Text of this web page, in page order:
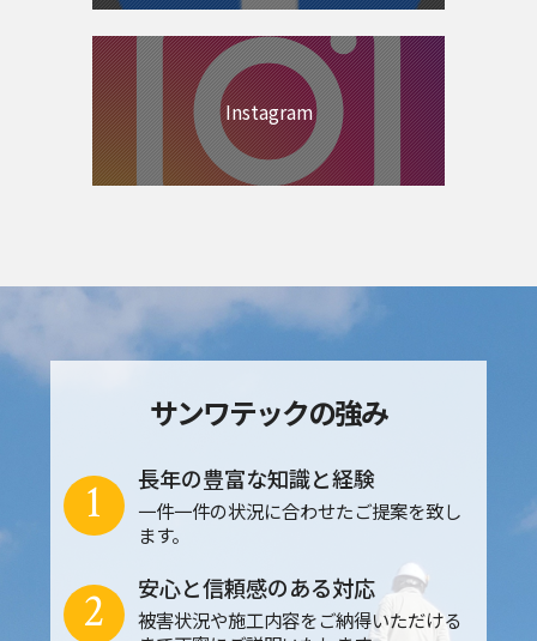
Instagram
サンワテックの強み
長年の豊富な知識と経験
一件一件の状況に合わせたご提案を致し
ます。
1
安心と信頼感のある対応
被害状況や施工内容をご納得いただける
2